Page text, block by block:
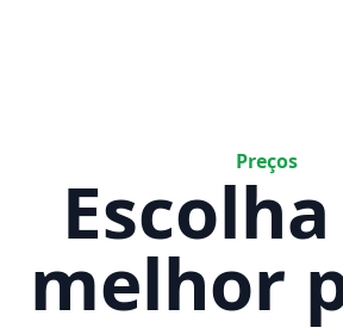
Preços
melhor